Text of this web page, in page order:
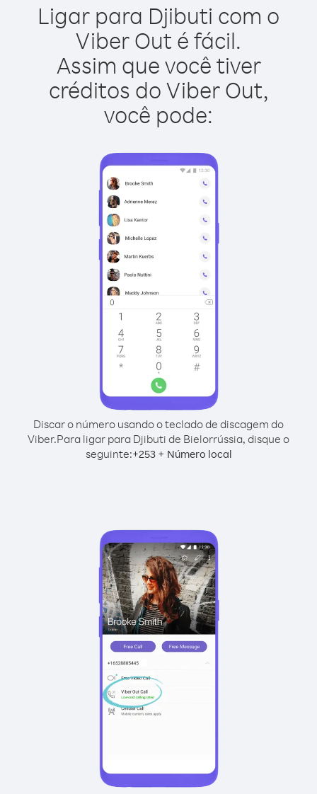
Ligar para Djibuti com o
Viber Out é fácil.
Assim que você tiver
créditos do Viber Out,
você pode:
Discar o número usando o teclado de discagem do
Viber.Para ligar para Djibuti de Bielorrússia, disque o
seguinte:+253+ Número local